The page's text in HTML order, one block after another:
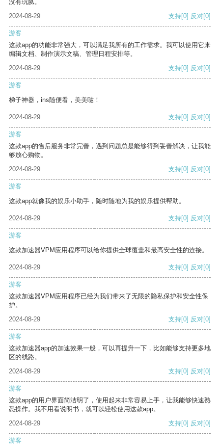
没有玩腻。
2024-08-29
支持[0] 反对[0]
游客
这款app的功能非常强大，可以满足我所有的工作需求。我可以使用它来
编辑文档、制作演示文稿、管理日程安排等。
2024-08-29
支持[0] 反对[0]
游客
梯子神器，ins随便看，美美哒！
2024-08-29 支持[0] 反对[0]
游客
这款app的售后服务非常完善，遇到问题总是能够得到妥善解决，让我能
够放心购物。
2024-08-29
支持[0] 反对[0]
游客
这款app就像我的娱乐小助手，随时随地为我的娱乐提供帮助。
2024-08-29 支持[0] 反对[0]
游客
这款加速器VPM应用程序可以给你提供全球覆盖和最高安全性的连接。
2024-08-29 支持[0] 反对[0]
游客
这款加速器VPM应用程序已经为我们带来了无限的隐私保护和安全性保
护。
2024-08-29
支持[0] 反对[0]
游客
这款加速器app的加速效果一般，可以再提升一下，比如能够支持更多地
区的线路。
2024-08-29
支持[0] 反对[0]
游客
这款app的用户界面简洁明了，使用起来非常容易上手，让我能够快速熟
悉操作。我不用看说明书，就可以轻松使用这款app。
2024-08-29
支持[0] 反对[0]
游客